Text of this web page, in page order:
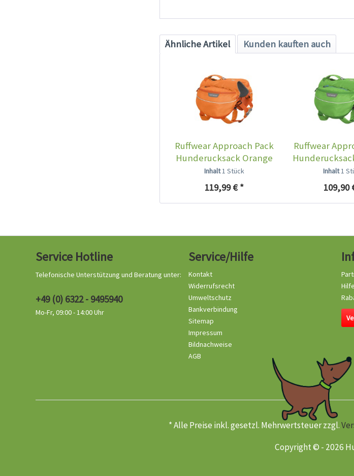
Ähnliche Artikel Kunden kauften auch
Ruffwear Approach Pack
Hunderucksack Orange
Poppy
Inhalt1 Stück
119,99 € *
Ruffwear
Inhalt1
109,90
Service Hotline
Telefonische Unterstützung und Beratung unter:
+49 (0) 6322 - 9495940
Mo-Fr, 09:00 - 14:00 Uhr
Service/Hilfe
Kontakt
Widerrufsrecht
Umweltschutz
Bankverbindung
Sitemap
Impressum
Bildnachweise
AGB
* Alle Preise inkl. gesetzl. Mehrwertsteuer zzgl.
Copyright © - 2026